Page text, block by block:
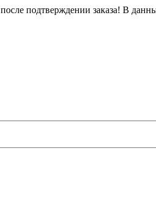
подтверждении заказа! В